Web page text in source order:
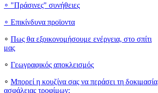
∘ "Πράσινες" συνήθειες
∘ Επικίνδυνα προϊοντα
∘ Πως θα εξοικονομήσουμε ενέργεια, στο σπίτι
μας
∘ Γεωγραφικός αποκλεισμός
∘ Μπορεί η κουζίνα σας να περάσει τη δοκιμασία
ασφάλειας τροφίμων;